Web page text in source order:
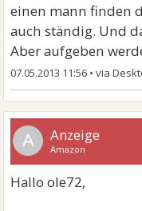
einen mann finden
auch ständig. Und
Aber aufgeben
07.05.2013 11:56 •
A